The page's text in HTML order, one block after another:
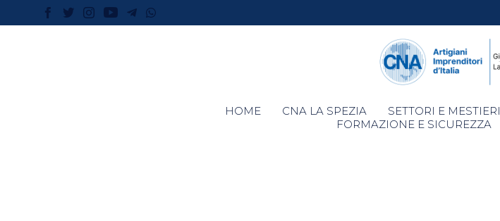
Skip
to
HOME CNA LA SPEZIA SETTORI E MESTIERI
FORMAZIONE E SICUREZZA